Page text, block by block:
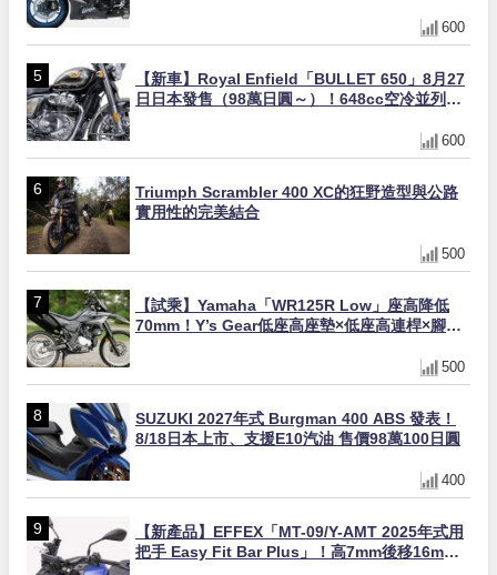
600
【新車】Royal Enfield「BULLET 650」8月27
日日本發售（98萬日圓～）！648cc空冷並列雙
600
Triumph Scrambler 400 XC的狂野造型與公路
實用性的完美結合
500
【試乘】Yamaha「WR125R Low」座高降低
70mm！Y’s Gear低座高座墊×低座高連桿×腳踏
500
SUZUKI 2027年式 Burgman 400 ABS 發表！
8/18日本上市、支援E10汽油 售價98萬100日圓
400
【新產品】EFFEX「MT-09/Y-AMT 2025年式用
把手 Easy Fit Bar Plus」！高7mm後移16mm